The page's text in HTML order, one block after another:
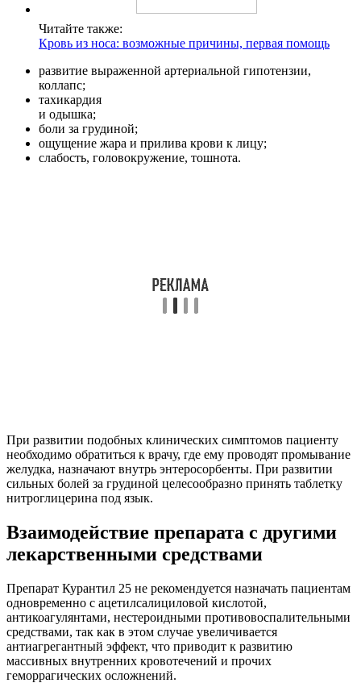
Читайте также:
Кровь из носа: возможные причины, первая помощь
развитие выраженной артериальной гипотензии,
коллапс;
тахикардия
и одышка;
боли за грудиной;
ощущение жара и прилива крови к лицу;
слабость, головокружение, тошнота.
При развитии подобных клинических симптомов пациенту
необходимо обратиться к врачу, где ему проводят промывание
желудка, назначают внутрь энтеросорбенты. При развитии
сильных болей за грудиной целесообразно принять таблетку
нитроглицерина под язык.
Взаимодействие препарата с другими
лекарственными средствами
Препарат Курантил 25 не рекомендуется назначать пациентам
одновременно с ацетилсалициловой кислотой,
антикоагулянтами, нестероидными противовоспалительными
средствами, так как в этом случае увеличивается
антиагрегантный эффект, что приводит к развитию
массивных внутренних кровотечений и прочих
геморрагических осложнений.